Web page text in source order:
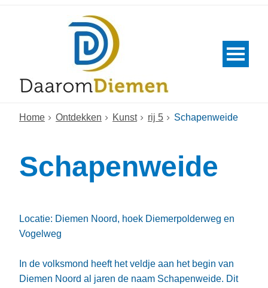
Home Ontdekken Kunst rij 5 Schapenweide
Schapenweide
Locatie: Diemen Noord, hoek Diemerpolderweg en
Vogelweg
In de volksmond heeft het veldje aan het begin van
Diemen Noord al jaren de naam Schapenweide. Dit